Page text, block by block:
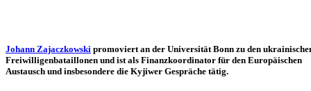
Johann Zaja­cz­kow­ski pro­mo­viert an der Uni­ver­si­tät Bonn zu den
Frei­wil­li­gen­ba­tail­lo­nen und ist als Finanz­ko­or­di­na­tor für den Euro­päi­schen
Aus­tausch und ins­be­son­dere die Kyjiwer Gesprä­che tätig.